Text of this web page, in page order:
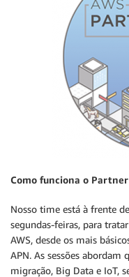
Como funciona o
Nosso time está à frente
segundas-feiras, para
AWS, desde os mais
APN. As sessões abordam
migração, Big Data e IoT,